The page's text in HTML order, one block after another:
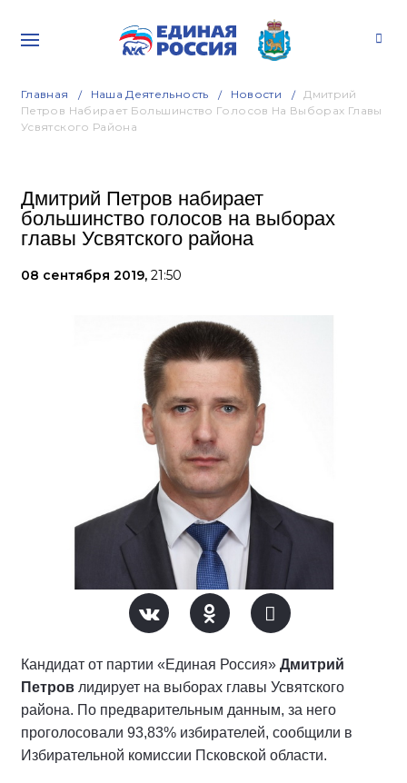
Главная Наша Деятельность Новости
Дмитрий
Петров Набирает Большинство Голосов На Выборах Главы
Усвятского Района
Дмитрий Петров набирает
большинство голосов на выборах
главы Усвятского района
08 сентября 2019, 21:50
Кандидат от партии «Единая Россия» Дмитрий
Петров лидирует на выборах главы Усвятского
района. По предварительным данным, за него
проголосовали 93,83% избирателей, сообщили в
Избирательной комиссии Псковской области.